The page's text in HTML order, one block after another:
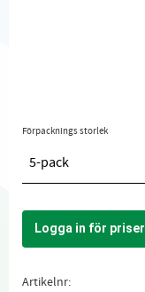
Förpacknings storlek
5-pack
Logga in för priser
Artikelnr